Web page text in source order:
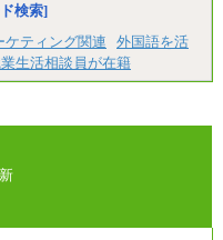
検索]
ケティング関連
外国語を活
生活相談員が在籍
新